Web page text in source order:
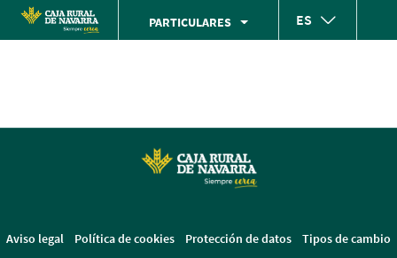
PARTICULARES
ES
Aviso legal Política de cookies Protección de datos Tipos de cambio